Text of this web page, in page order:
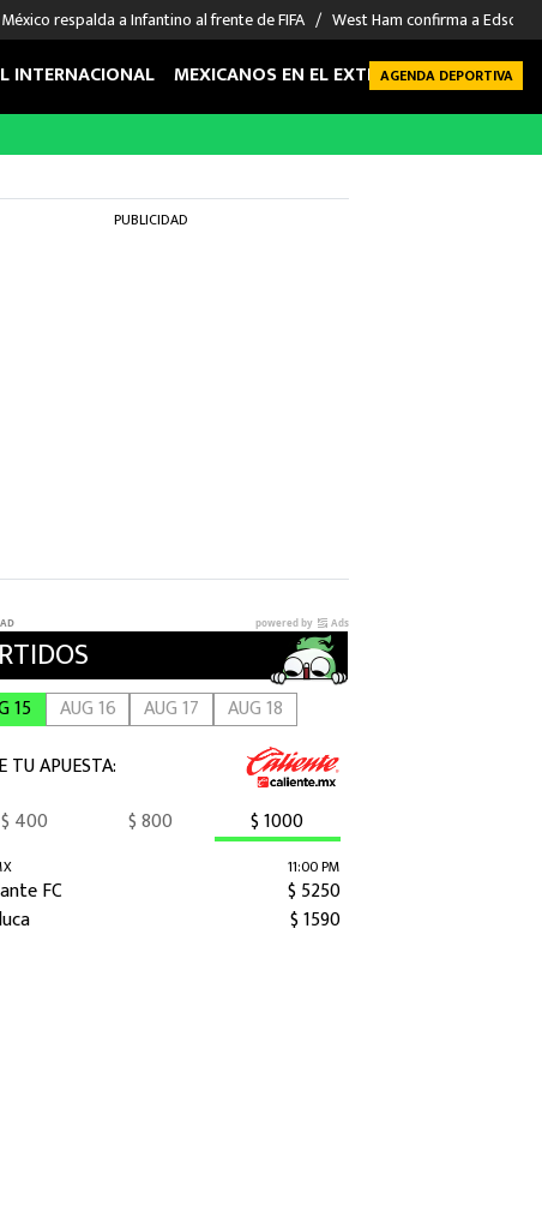
México respalda a Infantino al frente de FIFA West Ham confirma a Edson
INTERNACIONAL MEXICANOS EN EL EXTRANJERO FUTBOL
AGENDA DEPORTIVA
PUBLICIDAD